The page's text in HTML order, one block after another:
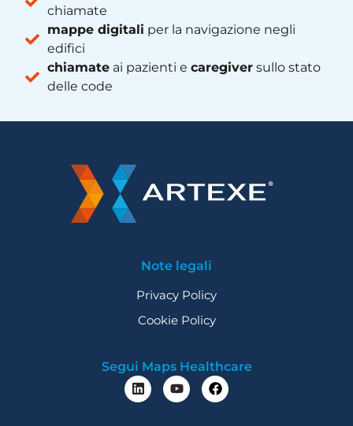
chiamate
mappe digitali per la navigazione negli
edifici
chiamateai pazienti e caregiversullo stato
delle code
Note legali
Privacy Policy
Cookie Policy
Segui Maps Healthcare